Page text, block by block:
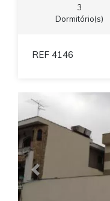
3
Dormitório(s)
REF 4146
Previous